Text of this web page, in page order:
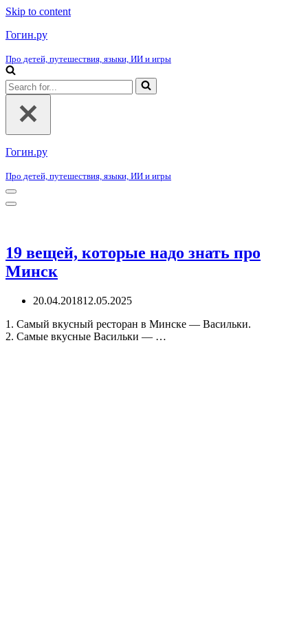
Skip to content
Гогин.ру
Про детей, путешествия, языки, ИИ и игры
Search
for...
Гогин.ру
Про детей, путешествия, языки, ИИ и игры
Navigation
Menu
Navigation
19 вещей, которые надо знать про
Минск
20.04.201812.05.2025
1. Самый вкусный ресторан в Минске — Васильки.
2. Самые вкусные Васильки — …